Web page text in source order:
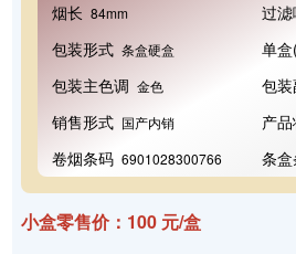
烟长 84mm 过
包装形式 条盒硬盒 单
包装主色调 金色 包
销售形式 国产内销 产
卷烟条码 6901028300766 条
小盒零售价：100 元/盒